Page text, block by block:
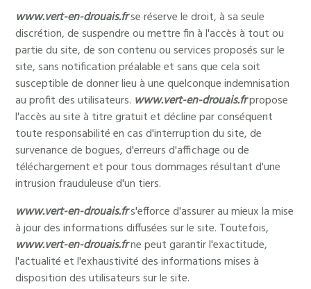
www.vert-en-drouais.frse réserve le droit, à sa seule
discrétion, de suspendre ou mettre fin à l'accès à tout ou
partie du site, de son contenu ou services proposés sur le
site, sans notification préalable et sans que cela soit
susceptible de donner lieu à une quelconque indemnisation
au profit des utilisateurs. www.vert-en-drouais.frpropose
l'accès au site à titre gratuit et décline par conséquent
toute responsabilité en cas d'interruption du site, de
survenance de bogues, d'erreurs d'affichage ou de
téléchargement et pour tous dommages résultant d'une
intrusion frauduleuse d'un tiers.
www.vert-en-drouais.frs'efforce d'assurer au mieux la mise
à jour des informations diffusées sur le site. Toutefois,
www.vert-en-drouais.frne peut garantir l'exactitude,
l'actualité et l'exhaustivité des informations mises à
disposition des utilisateurs sur le site.